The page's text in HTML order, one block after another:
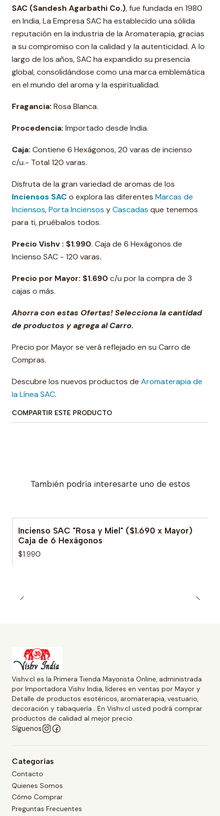
SAC (Sandesh Agarbathi Co.), fue fundada en 1980
en India, La Empresa SAC ha establecido una sólida
reputación en la industria de la Aromaterapia, gracias
a su compromiso con la calidad y la autenticidad. A lo
largo de los años, SAC ha expandido su presencia
global, consolidándose como una marca emblemática
en el mundo del aroma y la espiritualidad.
Fragancia: Rosa Blanca.
Procedencia: Importado desde India.
Caja: Contiene 6 Hexágonos, 20 varas de incienso
c/u.- Total 120 varas.
Disfruta de la gran variedad de aromas de los
Inciensos SACo explora las diferentes Marcas de
Inciensos,Porta Inciensos yCascadas que tenemos
para ti, pruébalos todos.
Precio Vishv : $1.990. Caja de 6 Hexágonos de
Incienso SAC - 120 varas.
Precio por Mayor: $1.690 c/u por la compra de 3
cajas o más.
Ahorra con estas Ofertas! Selecciona la cantidad
de productos y agrega al Carro.
Precio por Mayor se verá reflejado en su Carro de
Compras.
Descubre los nuevos productos de Aromaterapia de
la Línea SAC.
COMPARTIR ESTE PRODUCTO
También podría interesarte uno de estos
Incienso SAC "Rosa y Miel" ($1.690 x Mayor)
Caja de 6 Hexágonos
$1.990
Vishv.cl es la Primera Tienda Mayorista Online, administrada
por Importadora Vishv India, líderes en ventas por Mayor y
Detalle de productos esotéricos, aromaterapia, vestuario,
decoración y tabaquería . En Vishv.cl usted podrá comprar
productos de calidad al mejor precio.
Síguenos
Categorías
Contacto
Quienes Somos
Cómo Comprar
Preguntas Frecuentes